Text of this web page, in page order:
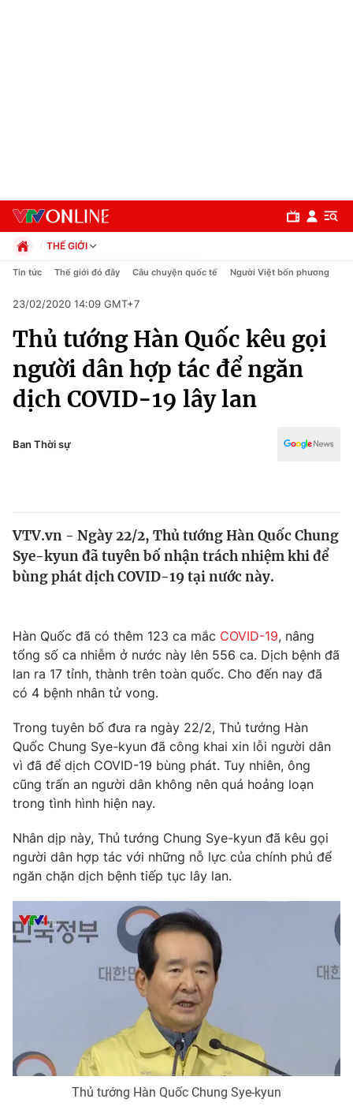
Chuyên mục
Chính trị
Xã hội
Pháp luật
Thế giới
Tin tức
Câu chuyện quốc tế
Kinh tế
Thị trường
Góc doanh nghiệp
Dữ liệu và đời sống
Truyền hình
Hậu trường
Nhân vật
Khán giả
Giải sao mai
Giải trí
Điện ảnh
Âm nhạc
Đời sống
Du lịch
Làm đẹp
Chất lượng cuộc sống
Giáo dục
Tuyển sinh
Học trực tuyến
Công nghệ
Sản phẩm
Giao lưu trực tuyến
Podcast
Infographic
THẾ GIỚI
Chính trị
Pháp luật
Kinh tế
Thể thao
Truyền hình
Văn hóa - Giải trí
Công nghệ
Tin tức Thế giới đó đây Câu chuyện quốc tế Người Việt bốn phương
23/02/2020 14:09 GMT+7
Thủ tướng Hàn Quốc kêu gọi
người dân hợp tác để ngăn
dịch COVID-19 lây lan
Ban Thời sự
VTV.vn - Ngày 22/2, Thủ tướng Hàn Quốc Chung
Sye-kyun đã tuyên bố nhận trách nhiệm khi để
bùng phát dịch COVID-19 tại nước này.
Hàn Quốc đã có thêm 123 ca mắc COVID-19, nâng
tổng số ca nhiễm ở nước này lên 556 ca. Dịch bệnh đã
lan ra 17 tỉnh, thành trên toàn quốc. Cho đến nay đã
có 4 bệnh nhân tử vong.
Trong tuyên bố đưa ra ngày 22/2, Thủ tướng Hàn
Quốc Chung Sye-kyun đã công khai xin lỗi người dân
vì đã để dịch COVID-19 bùng phát. Tuy nhiên, ông
cũng trấn an người dân không nên quá hoảng loạn
trong tình hình hiện nay.
Nhân dịp này, Thủ tướng Chung Sye-kyun đã kêu gọi
người dân hợp tác với những nỗ lực của chính phủ để
ngăn chặn dịch bệnh tiếp tục lây lan.
Thủ tướng Hàn Quốc Chung Sye-kyun